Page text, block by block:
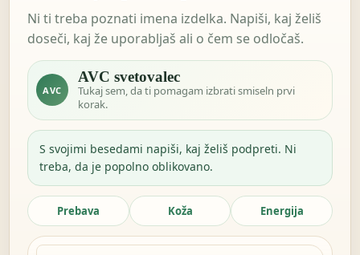
Ni ti treba poznati imena izdelka. Napiši, kaj želiš
doseči, kaj že uporabljaš ali o čem se odločaš.
AVC
AVC svetovalec
Tukaj sem, da ti pomagam izbrati smiseln prvi
korak.
S svojimi besedami napiši, kaj želiš podpreti. Ni
treba, da je popolno oblikovano.
Prebava Koža Energija